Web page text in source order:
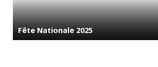
Fête Nationale 2025